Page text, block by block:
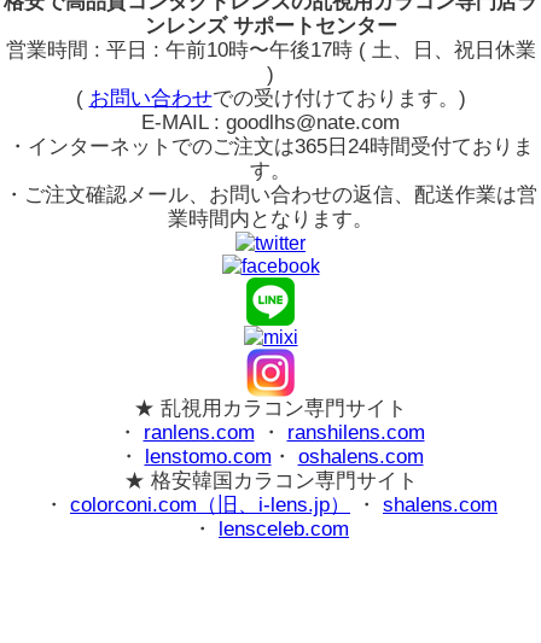
ンレンズ サポートセンター
営業時間 : 平日 : 午前10時〜午後17時 ( 土、日、祝日休業
)
( お問い合わせでの受け付けております。)
E-MAIL : goodlhs@nate.com
・インターネットでのご注文は365日24時間受付ておりま
す。
・ご注文確認メール、お問い合わせの返信、配送作業は営
業時間内となります。
★ 乱視用カラコン専門サイト
・ ranlens.com ・ ranshilens.com
・ lenstomo.com ・ oshalens.com
★ 格安韓国カラコン専門サイト
・ colorconi.com（旧、i-lens.jp） ・ shalens.com
・ lensceleb.com